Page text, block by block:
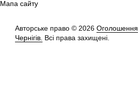
Мапа сайту
Авторське право © 2026 Оголошення
Чернігів. Всі права захищені.